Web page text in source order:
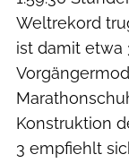
Weltrekord
ist damit etwa
Konstruktion
3 empfiehlt